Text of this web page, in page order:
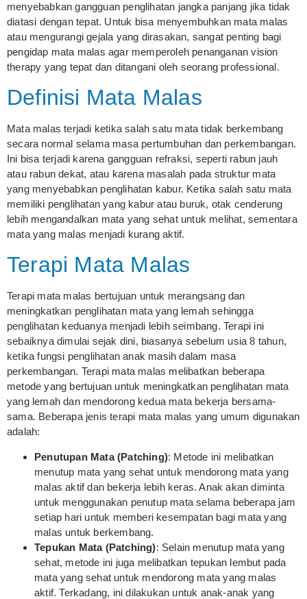
menyebabkan gangguan penglihatan jangka panjang jika tidak
diatasi dengan tepat. Untuk bisa menyembuhkan mata malas
atau mengurangi gejala yang dirasakan, sangat penting bagi
pengidap mata malas agar memperoleh penanganan vision
therapy yang tepat dan ditangani oleh seorang professional.
Definisi Mata Malas
Mata malas terjadi ketika salah satu mata tidak berkembang
secara normal selama masa pertumbuhan dan perkembangan.
Ini bisa terjadi karena gangguan refraksi, seperti rabun jauh
atau rabun dekat, atau karena masalah pada struktur mata
yang menyebabkan penglihatan kabur. Ketika salah satu mata
memiliki penglihatan yang kabur atau buruk, otak cenderung
lebih mengandalkan mata yang sehat untuk melihat, sementara
mata yang malas menjadi kurang aktif.
Terapi Mata Malas
Terapi mata malas bertujuan untuk merangsang dan
meningkatkan penglihatan mata yang lemah sehingga
penglihatan keduanya menjadi lebih seimbang. Terapi ini
sebaiknya dimulai sejak dini, biasanya sebelum usia 8 tahun,
ketika fungsi penglihatan anak masih dalam masa
perkembangan. Terapi mata malas melibatkan beberapa
metode yang bertujuan untuk meningkatkan penglihatan mata
yang lemah dan mendorong kedua mata bekerja bersama-
sama. Beberapa jenis terapi mata malas yang umum digunakan
adalah:
Penutupan Mata (Patching): Metode ini melibatkan
menutup mata yang sehat untuk mendorong mata yang
malas aktif dan bekerja lebih keras. Anak akan diminta
untuk menggunakan penutup mata selama beberapa jam
setiap hari untuk memberi kesempatan bagi mata yang
malas untuk berkembang.
Tepukan Mata (Patching): Selain menutup mata yang
sehat, metode ini juga melibatkan tepukan lembut pada
mata yang sehat untuk mendorong mata yang malas
aktif. Terkadang, ini dilakukan untuk anak-anak yang